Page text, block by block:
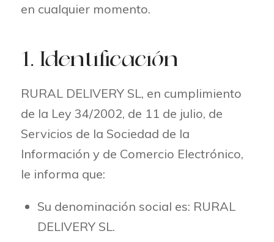
en cualquier momento.
1. Identificación
RURAL DELIVERY SL, en cumplimiento
de la Ley 34/2002, de 11 de julio, de
Servicios de la Sociedad de la
Información y de Comercio Electrónico,
le informa que:
Su denominación social es: RURAL
DELIVERY SL.